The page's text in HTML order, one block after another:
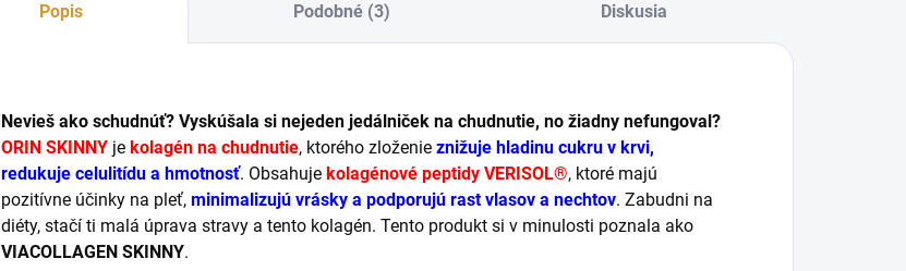
Popis Podobné (3) Diskusia
Nevieš ako schudnúť? Vyskúšala si nejeden jedálniček na chudnutie, no žiadny nefungoval?
ORIN SKINNY je kolagén na chudnutie, ktorého zloženie znižuje hladinu cukru v krvi,
redukuje celulitídu a hmotnosť. Obsahuje kolagénové peptidy VERISOL®, ktoré majú
pozitívne účinky na pleť, minimalizujú vrásky a podporujú rast vlasov a nechtov. Zabudni na
diéty, stačí ti malá úprava stravy a tento kolagén. Tento produkt si v minulosti poznala ako
VIACOLLAGEN SKINNY.